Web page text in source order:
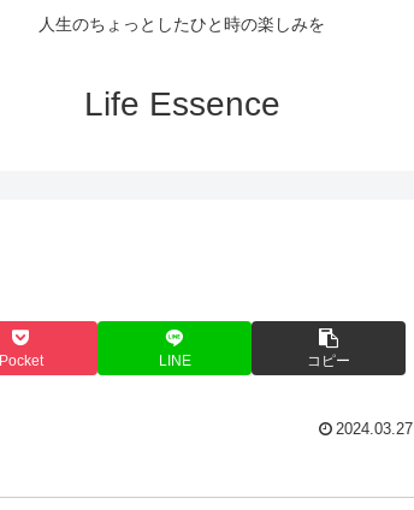
人生のちょっとしたひと時の楽しみを
Life Essence
Pocket LINE コピー
2024.03.27